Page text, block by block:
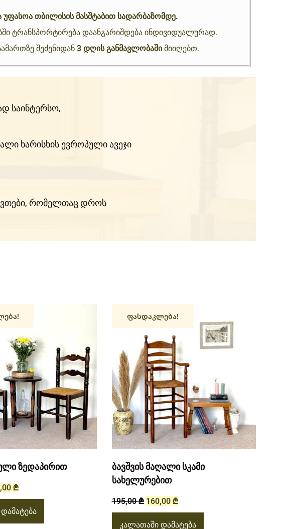
უფასოა თბილისის მასშტაბით სადარბაზომდე.
ტრანსპორტირება დაანგარიშდება ინდივიდუალურად.
შეძენიდან 3 დღის განმავლობაშიმიიღებთ.
საინტერსო,
ხარისხის ევროპული ავეჯი
რომელთაც დროს
ზედაპირით
₾
ფასდაკლება!
ბავშვის მაღალი სკამი
სახელურებით
195,00₾ 160,00 ₾
კალათაში დამატება